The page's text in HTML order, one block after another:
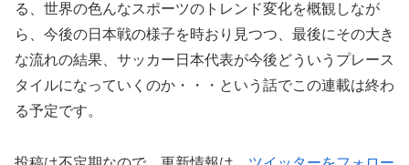
る、世界の色んなスポーツのトレンド変化を概観しなが
ら、今後の日本戦の様子を時おり見つつ、最後にその大き
な流れの結果、サッカー日本代表が今後どういうプレース
タイルになっていくのか・・・という話でこの連載は終わ
る予定です。